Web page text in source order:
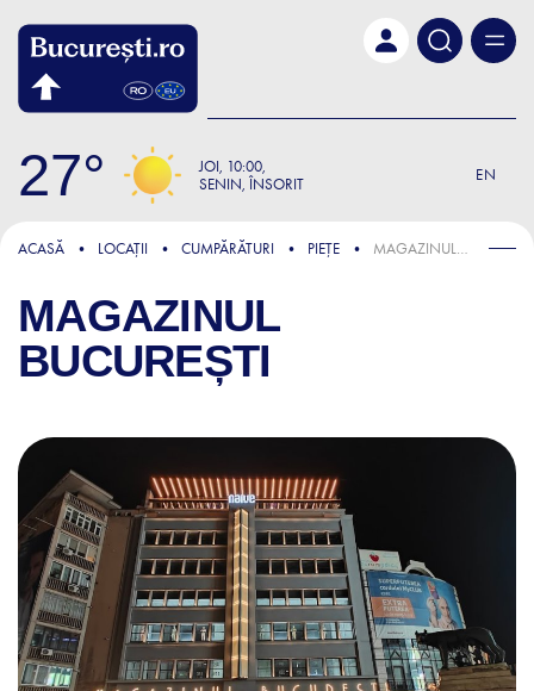
27 JOI 10:00
SENIN, ÎNSORIT
EN
ACASĂ LOCAȚII CUMPĂRĂTURI PIEȚE MAGAZINUL BUCUREȘTI
MAGAZINUL
BUCUREȘTI